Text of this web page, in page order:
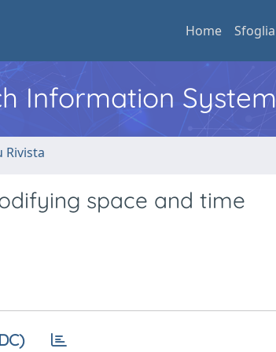
Home Sfoglia
Information System
Rivista
space and time